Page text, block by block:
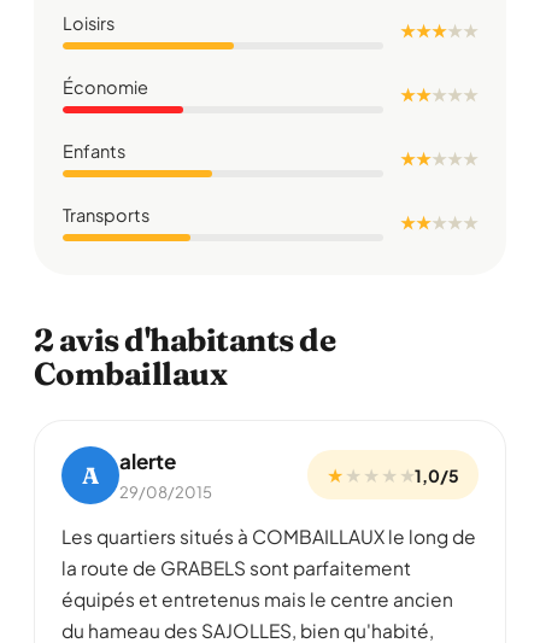
Loisirs ★ ★ ★★★
Économie ★ ★★★★
Enfants ★ ★★★★
Transports ★ ★★★★
2 avis d'habitants de
Combaillaux
A alerte
29/08/2015
★★ ★ ★ ★1,0/5
Les quartiers situés à COMBAILLAUX le long de
la route de GRABELS sont parfaitement
équipés et entretenus mais le centre ancien
du hameau des SAJOLLES, bien qu'habité,